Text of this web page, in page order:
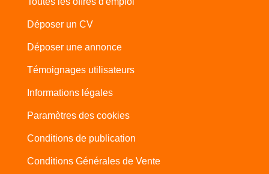
Déposer un CV
Déposer une annonce
Témoignages utilisateurs
Informations légales
Paramètres des cookies
Conditions de publication
Conditions Générales de Vente